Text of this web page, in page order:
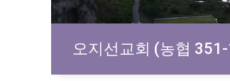
오지선교회 (농협